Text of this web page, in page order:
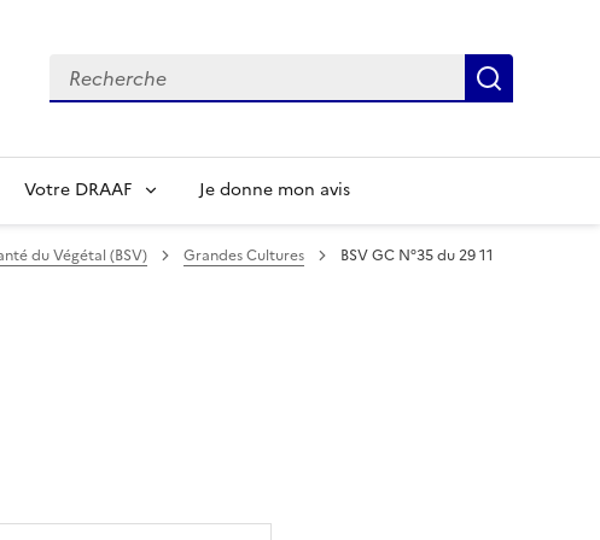
Recherche
Votre DRAAF Je donne mon avis
du Végétal (BSV) Grandes Cultures
BSV GC N°35 du 29 11